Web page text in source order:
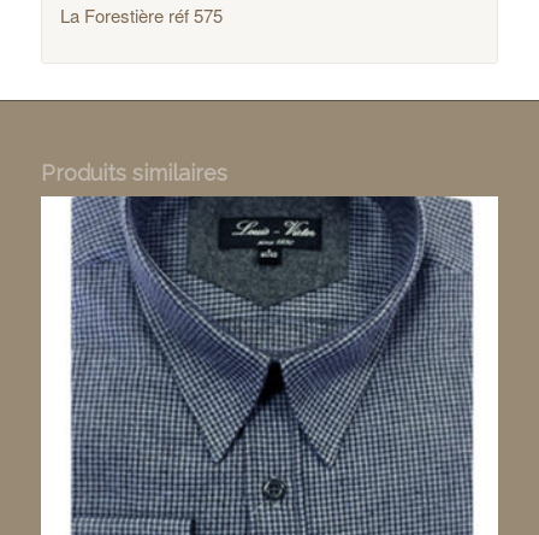
La Forestière réf 575
Produits similaires